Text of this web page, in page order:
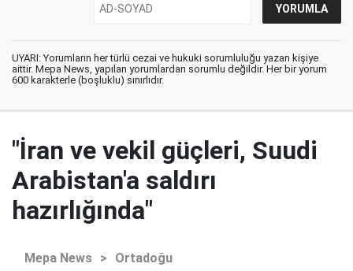
UYARI: Yorumların her türlü cezai ve hukuki sorumluluğu yazan kişiye
aittir. Mepa News, yapılan yorumlardan sorumlu değildir. Her bir yorum
600 karakterle (boşluklu) sınırlıdır.
"İran ve vekil güçleri, Suudi
Arabistan'a saldırı
hazırlığında"
Mepa News > Ortadoğu